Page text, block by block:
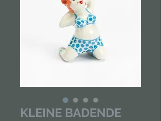
KLEINE BADENDE